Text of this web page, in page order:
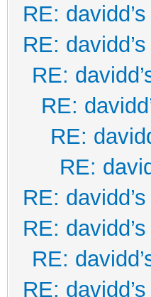
RE:
RE:
RE:
RE:
RE:
RE:
RE:
RE:
RE:
RE: